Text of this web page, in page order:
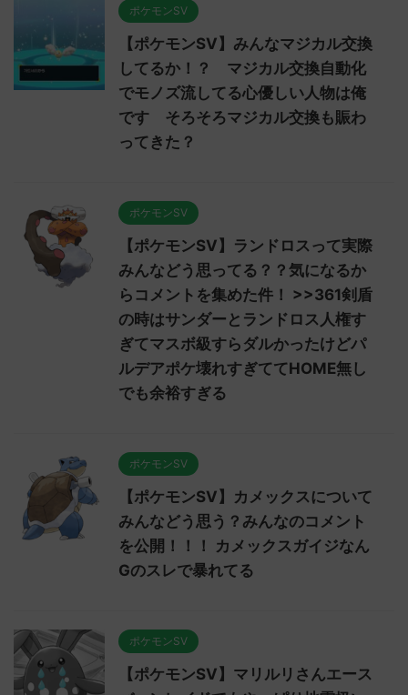
ポケモンSV
【ポケモンSV】みんなマジカル交換
してるか！？ マジカル交換自動化
でモノズ流してる心優しい人物は俺
です そろそろマジカル交換も賑わ
ってきた？
ポケモンSV
【ポケモンSV】ランドロスって実際
みんなどう思ってる？？気になるか
らコメントを集めた件！ >>361剣盾
の時はサンダーとランドロス人権す
ぎてマスボ級すらダルかったけどパ
ルデアポケ壊れすぎててHOME無し
でも余裕すぎる
ポケモンSV
【ポケモンSV】カメックスについて
みんなどう思う？みんなのコメント
を公開！！！ カメックスガイジなん
Gのスレで暴れてる
ポケモンSV
【ポケモンSV】マリルリさんエース